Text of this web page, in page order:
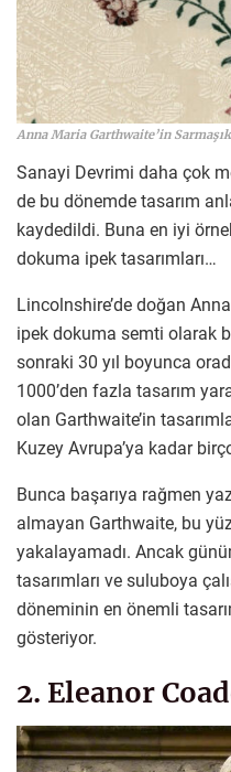
Anna Maria Garthwaite’in
Sanayi Devrimi daha çok
de bu dönemde tasarım
kaydedildi. Buna en iyi
dokuma ipek tasarımları…
Lincolnshire’de doğan
ipek dokuma semti olarak
sonraki 30 yıl boyunca
1000’den fazla tasarım
olan Garthwaite’in
Kuzey Avrupa’ya kadar
Bunca başarıya rağmen
almayan Garthwaite, bu
yakalayamadı. Ancak
tasarımları ve suluboya
döneminin en önemli
gösteriyor.
2. Eleanor